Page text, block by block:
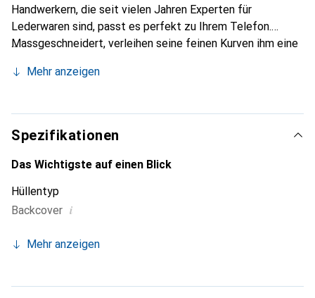
Handwerkern, die seit vielen Jahren Experten für
Lederwaren sind, passt es perfekt zu Ihrem Telefon.
Massgeschneidert, verleihen seine feinen Kurven ihm eine
Accessoire Ihres Smartphones. International anerkannt für
sichere Wahl für eine anspruchsvolle Kundschaft.
Mehr anzeigen
Spezifikationen
Das Wichtigste auf einen Blick
Hüllentyp
Backcover i
Mehr anzeigen